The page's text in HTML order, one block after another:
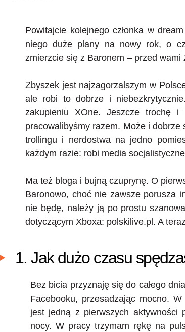
Powitajcie kolejnego członka w
niego duże plany na nowy rok, o
zmierzcie się z Baronem – przed wami
Zbyszek jest najzagorzalszym w
ale robi to dobrze i
zakupieniu XOne. Jeszcze trochę
pracowalibyśmy razem. Może i dobrze
trollingu i nerdostwa na jedno
każdym razie: robi media
Ma też bloga i bujną czuprynę. O
Baronowo, choć nie zawsze porusza
nie będę, należy ją po prostu
dotyczącym Xboxa: polskilive.pl. A
1. Jak dużo czasu
Bez bicia przyznaję się do całego
Facebooku, przesadzając mocno.
jest jedną z pierwszych aktywności
nocy. W pracy trzymam rękę na